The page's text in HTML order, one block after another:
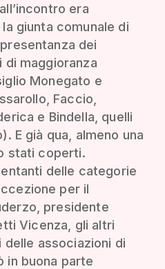
era
giunta comunale di
dei
di maggioranza
Monegato e
Faccio,
e Bindella, quelli
E già qua, almeno una
stati coperti.
delle categorie
per il
presidente
Vicenza, gli altri
associazioni di
in buona parte